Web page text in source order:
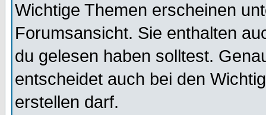
Wichtige Themen erscheinen
Forumsansicht. Sie enthalten
du gelesen haben solltest.
entscheidet auch bei den
erstellen darf.